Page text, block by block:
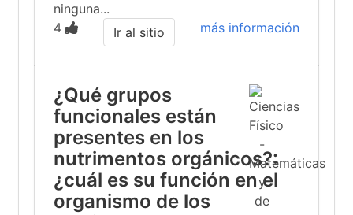
ninguna...
4
más información
Ir al sitio
¿Qué grupos
funcionales están
presentes en los
nutrimentos orgánicos?:
¿cuál es su función en el
organismo de los